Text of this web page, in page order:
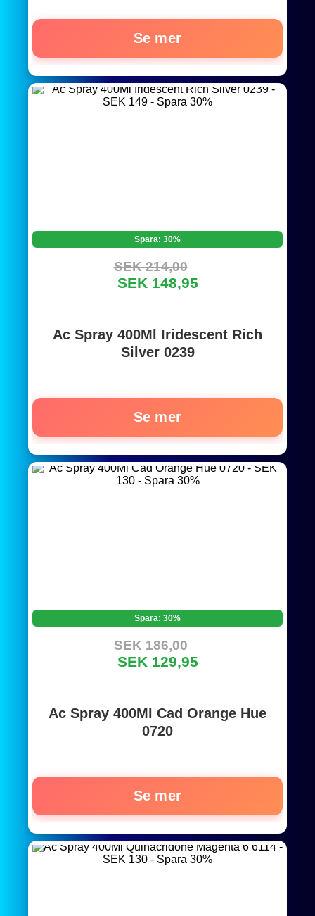
Se mer
Spara: 30%
SEK 214,00
SEK 148,95
Ac Spray 400Ml Iridescent Rich
Silver 0239
Se mer
Spara: 30%
SEK 186,00
SEK 129,95
Ac Spray 400Ml Cad Orange Hue
0720
Se mer